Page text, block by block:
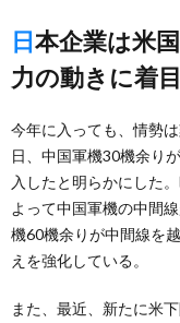
日本企業は米国・フィリピンの安全保障協
力の動きに着
今年に入っても、情勢
日、中国軍機30機余り
入したと明らかにした
よって中国軍機の中間
機60機余りが中間線を
えを強化している。
また、最近、新たに米